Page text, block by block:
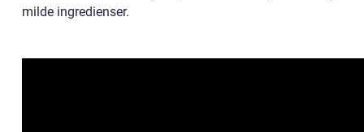
milde ingredienser.